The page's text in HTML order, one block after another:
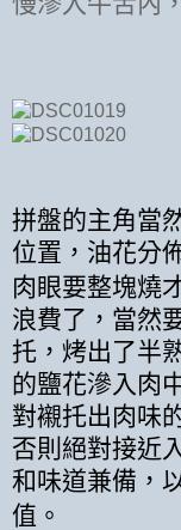
拼盤的主角當
位置，油花分
肉眼要整塊燒
浪費了，當然
托，烤出了半
的鹽花滲入肉
對襯托出肉味
否則絕對接近
和味道兼備，
值。